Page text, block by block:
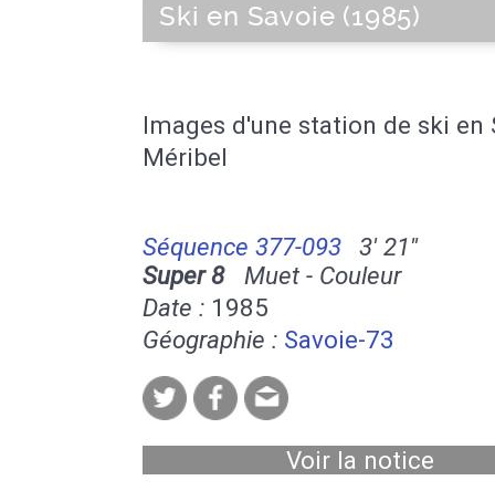
Ski en Savoie (1985)
Images d'une station de ski en
Méribel
Séquence 377-093
3' 21''
Super 8Muet - Couleur
Date : 1985
Géographie : Savoie-73
Voir la notice